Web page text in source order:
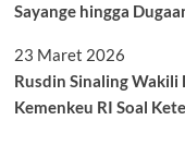
Sayange hingga
23 Maret 2026
Rusdin Sinaling Wakili
Kemenkeu RI Soal